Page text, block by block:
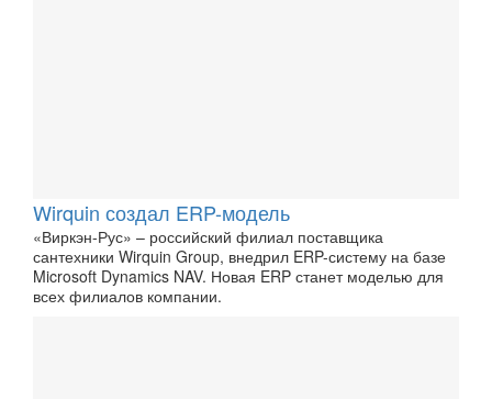
Wirquin создал ERP-модель
«Виркэн-Рус» – российский филиал поставщика
сантехники Wirquin Group, внедрил ERP-систему на базе
Microsoft Dynamics NAV. Новая ERP станет моделью для
всех филиалов компании.